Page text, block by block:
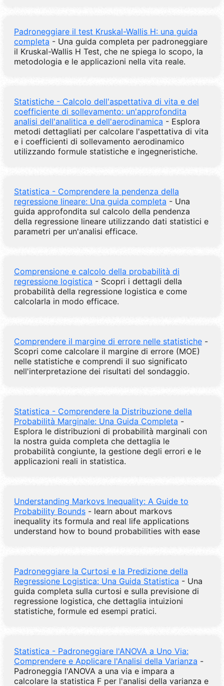
Padroneggiare il test Kruskal-Wallis H: una guida
completa - Una guida completa per padroneggiare
il Kruskal-Wallis H Test, che ne spiega lo scopo, la
metodologia e le applicazioni nella vita reale.
Statistiche - Calcolo dell'aspettativa di vita e del
coefficiente di sollevamento: un'approfondita
analisi dell'analitica e dell'aerodinamica - Esplora
metodi dettagliati per calcolare l'aspettativa di vita
e i coefficienti di sollevamento aerodinamico
utilizzando formule statistiche e ingegneristiche.
Statistica - Comprendere la pendenza della
regressione lineare: Una guida completa - Una
guida approfondita sul calcolo della pendenza
della regressione lineare utilizzando dati statistici e
parametri per un'analisi efficace.
Comprensione e calcolo della probabilità di
regressione logistica - Scopri i dettagli della
probabilità della regressione logistica e come
calcolarla in modo efficace.
Comprendere il margine di errore nelle statistiche -
Scopri come calcolare il margine di errore (MOE)
nelle statistiche e comprendi il suo significato
nell'interpretazione dei risultati del sondaggio.
Statistica - Comprendere la Distribuzione della
Probabilità Marginale: Una Guida Completa -
Esplora le distribuzioni di probabilità marginali con
la nostra guida completa che dettaglia le
probabilità congiunte, la gestione degli errori e le
applicazioni reali in statistica.
Understanding Markovs Inequality: A Guide to
Probability Bounds - learn about markovs
inequality its formula and real life applications
understand how to bound probabilities with ease
Padroneggiare la Curtosi e la Predizione della
Regressione Logistica: Una Guida Statistica - Una
guida completa sulla curtosi e sulla previsione di
regressione logistica, che dettaglia intuizioni
statistiche, formule ed esempi pratici.
Statistica - Padroneggiare l'ANOVA a Uno Via:
Comprendere e Applicare l'Analisi della Varianza -
Padroneggia l'ANOVA a una via e impara a
calcolare la statistica F per l'analisi della varianza e